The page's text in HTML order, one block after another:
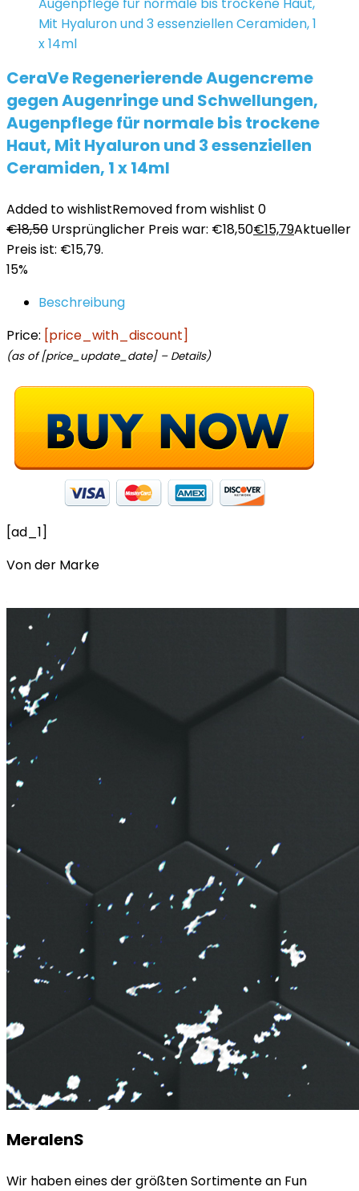
CeraVe Regenerierende Augencreme
gegen Augenringe und Schwellungen,
Augenpflege für normale bis trockene
Haut, Mit Hyaluron und 3 essenziellen
Ceramiden, 1 x 14ml
Added to wishlistRemoved from wishlist 0
€18,50 Ursprünglicher Preis war: €18,50€15,79Aktueller
Preis ist: €15,79.
15%
Beschreibung
Price: [price_with_discount]
(as of [price_update_date] – Details)
[ad_1]
Von der Marke
MeralenS
Wir haben eines der größten Sortimente an Fun